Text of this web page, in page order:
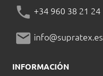
phone +34 960 38 21 24
mail info@supratex.es
INFORMACIÓN